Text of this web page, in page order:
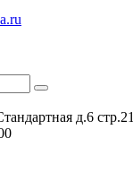
д.6 стр.21